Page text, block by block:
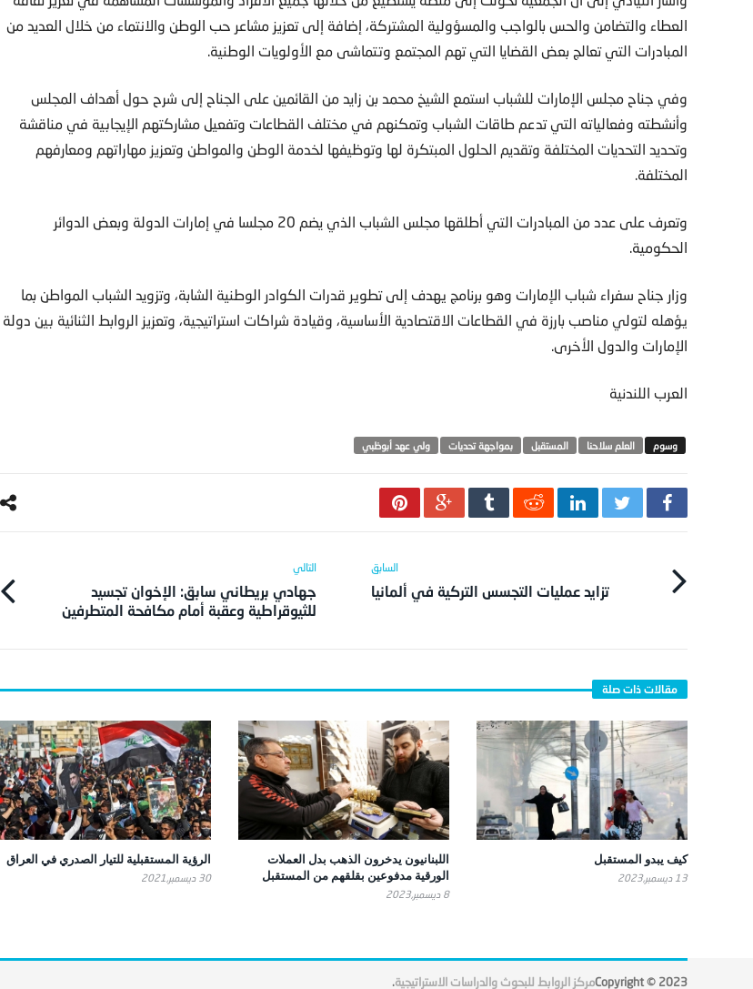
العطاء والتضامن والحس بالواجب والمسؤولية المشتركة، إضافة إلى تعزيز مشاعر حب الوطن والانتماء من خلال العديد من
المبادرات التي تعالج بعض القضايا التي تهم المجتمع وتتماشى مع الأولويات الوطنية.
وفي جناح مجلس الإمارات للشباب استمع الشيخ محمد بن زايد من القائمين على الجناح إلى شرح حول أهداف المجلس
وأنشطته وفعالياته التي تدعم طاقات الشباب وتمكنهم في مختلف القطاعات وتفعيل مشاركتهم الإيجابية في مناقشة
وتحديد التحديات المختلفة وتقديم الحلول المبتكرة لها وتوظيفها لخدمة الوطن والمواطن وتعزيز مهاراتهم ومعارفهم
المختلفة.
وتعرف على عدد من المبادرات التي أطلقها مجلس الشباب الذي يضم 20 مجلسا في إمارات الدولة وبعض الدوائر
الحكومية.
وزار جناح سفراء شباب الإمارات وهو برنامج يهدف إلى تطوير قدرات الكوادر الوطنية الشابة، وتزويد الشباب المواطن بما
يؤهله لتولي مناصب بارزة في القطاعات الاقتصادية الأساسية، وقيادة شراكات استراتيجية، وتعزيز الروابط الثنائية بين دولة
الإمارات والدول الأخرى.
العرب اللندنية
العلم سلاحنا المستقبل بمواجهة تحديات ولي عهد أبوظبي
تزايد عمليات التجسس التركية في ألمانيا
جهادي بريطاني سابق: الإخوان تجسيد
للثيوقراطية وعقبة أمام مكافحة المتطرفين
كيف يبدو المستقبل
13 ديسمبر,2023
اللبنانيون يدخرون الذهب بدل العملات
الورقية مدفوعين بقلقهم من المستقبل
8 ديسمبر,2023
الرؤية المستقبلية للتيار الصدري في العراق
30 ديسمبر,2021
Copyright © 2023مركز الروابط للبحوث والدراسات الاستراتيجية.